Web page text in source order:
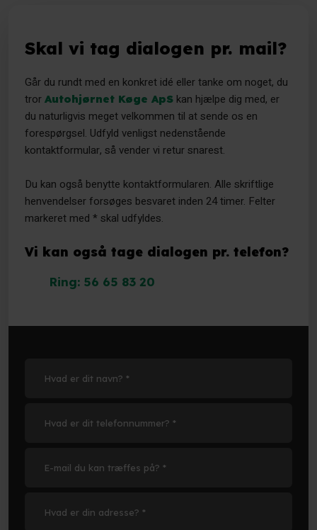
Skal vi tag dialogen pr. mail?
Går du rundt med en konkret idé eller tanke om noget, du
tror Autohjørnet Køge ApSkan hjælpe dig med, er
du naturligvis meget velkommen til at sende os en
forespørgsel. Udfyld venligst nedenstående
kontaktformular, så vender vi retur snarest.
Du kan også benytte kontaktformularen. Alle skriftlige
henvendelser forsøges besvaret inden 24 timer. Felter
markeret med * skal udfyldes.
Vi kan også tage dialogen pr. telefon?
Ring: 56 65 83 20